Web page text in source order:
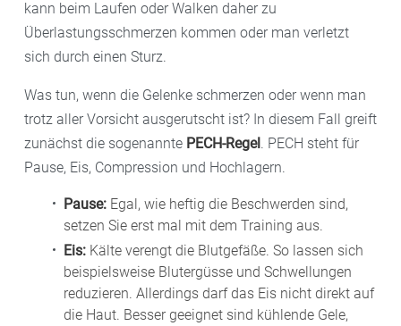
kann beim Laufen oder Walken daher zu
Überlastungsschmerzen kommen oder man verletzt
sich durch einen Sturz.
Was tun, wenn die Gelenke schmerzen oder wenn man
trotz aller Vorsicht ausgerutscht ist? In diesem Fall greift
zunächst die sogenannte PECH-Regel. PECH steht für
Pause, Eis, Compression und Hochlagern.
Pause: Egal, wie heftig die Beschwerden sind,
setzen Sie erst mal mit dem Training aus.
Eis: Kälte verengt die Blutgefäße. So lassen sich
beispielsweise Blutergüsse und Schwellungen
reduzieren. Allerdings darf das Eis nicht direkt auf
die Haut. Besser geeignet sind kühlende Gele,